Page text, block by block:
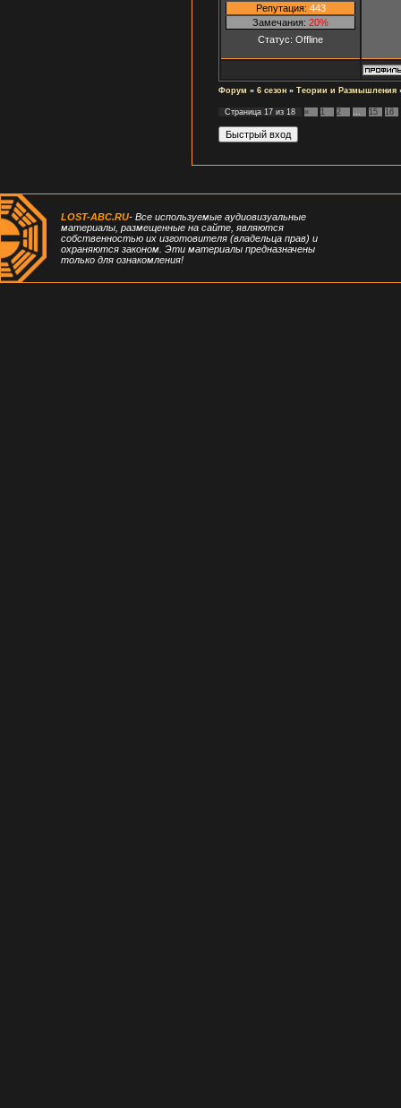
Репутация: 443
Замечания: 20%
Статус: Offline
Форум » 6 сезон » Теории и Размышления
Страница 17 из 18 « 1 2 15 16
LOST-ABC.RU- Все используемые аудиовизуальные
материалы, размещенные на сайте, являются
собственностью их изготовителя (владельца прав) и
охраняются законом. Эти материалы предназначены
только для ознакомления!